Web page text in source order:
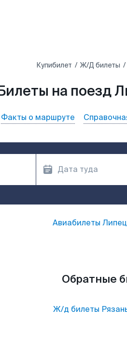
Купибилет Ж/Д билеты
на поезд
Факты о маршруте
Авиабилеты
Обратные
Ж/д билеты